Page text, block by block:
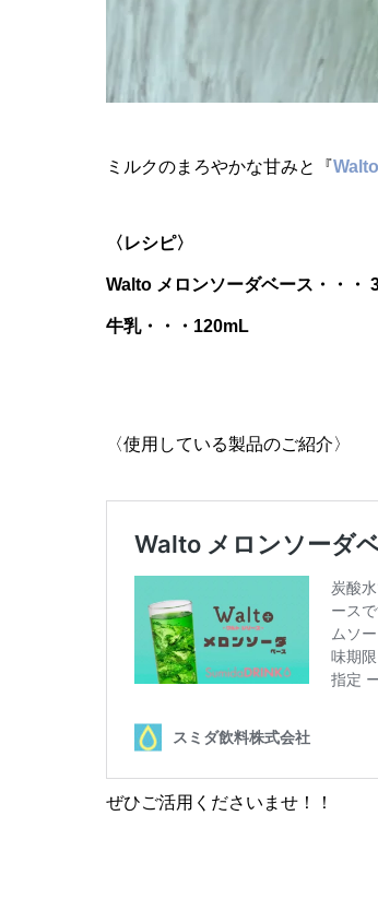
ミルクのまろやかな甘みと『
〈レシピ〉
Walto メロンソーダベース・・・
牛乳・・・120mL
〈使用している製品のご紹介〉
ぜひご活用くださいませ！！